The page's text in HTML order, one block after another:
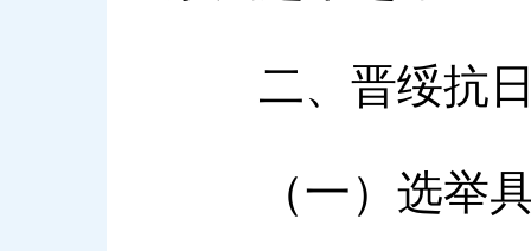
二、晋绥抗日
（一）选举具